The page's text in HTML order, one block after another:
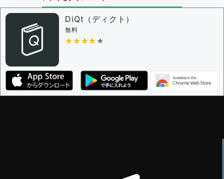
DiQt（ディクト）
無料
★★★★★
★★★★★